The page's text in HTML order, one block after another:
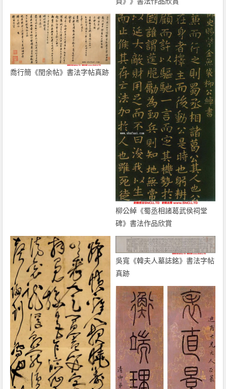
喬行簡《閏余帖》書法字帖真跡
柳公綽《蜀丞相諸葛武侯祠堂
碑》書法作品欣賞
吳寬《韓夫人墓誌銘》書法字帖
真跡